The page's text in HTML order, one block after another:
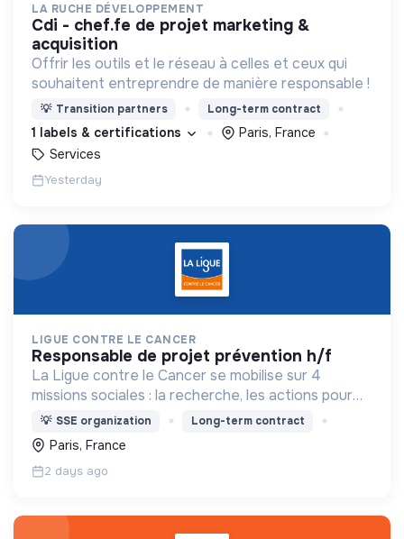
LA RUCHE DÉVELOPPEMENT
cdi - chef.fe de projet marketing &
acquisition
Offrir les outils et le réseau à celles et ceux qui
souhaitent entreprendre de manière responsable !
💡 Transition partners Long-term contract
1 labels & certifications
Paris, France
Services
Yesterday
LIGUE CONTRE LE CANCER
responsable de projet prévention h/f
La Ligue contre le Cancer se mobilise sur 4
missions sociales : la recherche, les actions pour
les personnes malades, la prévention & promotion
du dépistage et l'étude & observatoire.
💡 SSE organization Long-term contract
Paris, France
2 days ago